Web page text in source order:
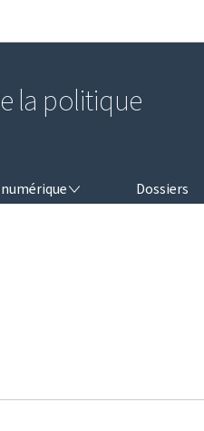
la politique
Dossiers